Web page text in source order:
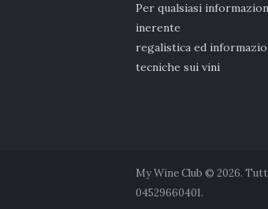
Per qualsiasi
inerente
regalistica ed
tecniche sui vini
My Wine Club © 2026.
04529660401.